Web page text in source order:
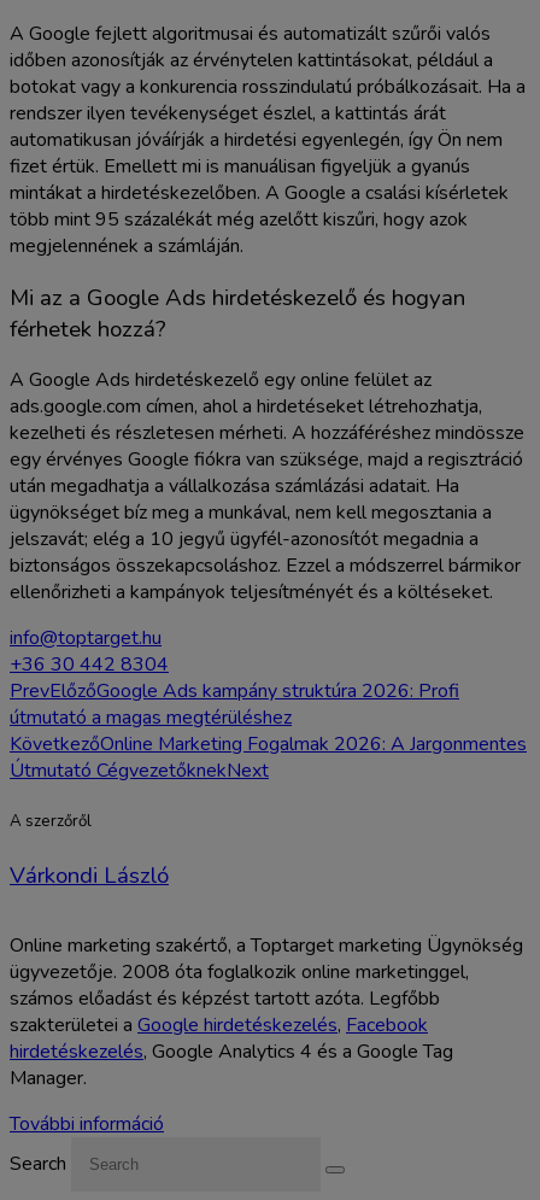
A Google fejlett algoritmusai és automatizált szűrői valós
időben azonosítják az érvénytelen kattintásokat, például a
botokat vagy a konkurencia rosszindulatú próbálkozásait. Ha a
rendszer ilyen tevékenységet észlel, a kattintás árát
automatikusan jóváírják a hirdetési egyenlegén, így Ön nem
fizet értük. Emellett mi is manuálisan figyeljük a gyanús
mintákat a hirdetéskezelőben. A Google a csalási kísérletek
több mint 95 százalékát még azelőtt kiszűri, hogy azok
megjelennének a számláján.
Mi az a Google Ads hirdetéskezelő és hogyan
férhetek hozzá?
A Google Ads hirdetéskezelő egy online felület az
ads.google.com címen, ahol a hirdetéseket létrehozhatja,
kezelheti és részletesen mérheti. A hozzáféréshez mindössze
egy érvényes Google fiókra van szüksége, majd a regisztráció
után megadhatja a vállalkozása számlázási adatait. Ha
ügynökséget bíz meg a munkával, nem kell megosztania a
jelszavát; elég a 10 jegyű ügyfél-azonosítót megadnia a
biztonságos összekapcsoláshoz. Ezzel a módszerrel bármikor
ellenőrizheti a kampányok teljesítményét és a költéseket.
info@toptarget.hu
+36 30 442 8304
PrevElőzőGoogle Ads kampány struktúra 2026: Profi
útmutató a magas megtérüléshez
KövetkezőOnline Marketing Fogalmak 2026: A Jargonmentes
Útmutató CégvezetőknekNext
A szerzőről
Várkondi László
Online marketing szakértő, a Toptarget marketing Ügynökség
ügyvezetője. 2008 óta foglalkozik online marketinggel,
számos előadást és képzést tartott azóta. Legfőbb
szakterületei a Google hirdetéskezelés, Facebook
hirdetéskezelés, Google Analytics 4 és a Google Tag
Manager.
További információ
Search